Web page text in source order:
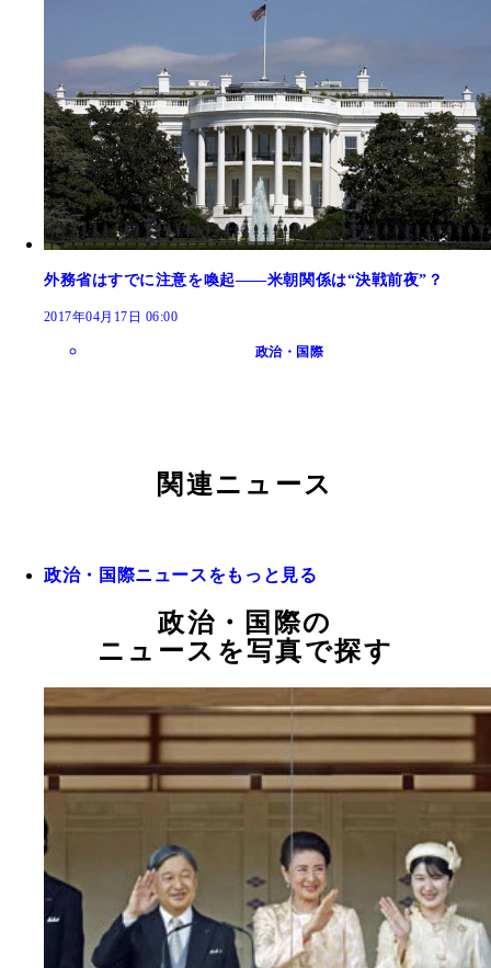
外務省はすでに注意を喚起――米朝関係は“決戦前夜”？
2017年04月17日 06:00
政治・国際
関連ニュース
政治・国際ニュースをもっと見る
政治・国際の
ニュースを写真で探す